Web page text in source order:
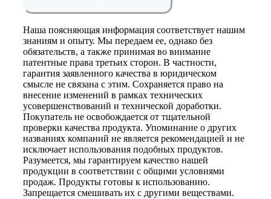
Наша поясняющая информация соответствует нашим
знаниям и опыту. Мы передаем ее, однако без
обязательств, а также принимая во внимание
патентные права третьих сторон. В частности,
гарантия заявленного качества в юридическом
смысле не связана с этим. Сохраняется право на
внесение изменений в рамках технических
усовершенствований и технической доработки.
Покупатель не освобождается от тщательной
проверки качества продукта. Упоминание о других
названиях компаний не является рекомендацией и не
исключает использования подобных продуктов.
Разумеется, мы гарантируем качество нашей
продукции в соответствии с общими условиями
продаж. Продукты готовы к использованию.
Запрещается смешивать их с другими веществами.